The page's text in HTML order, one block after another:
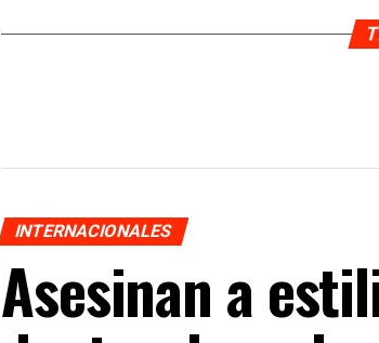
INTERNACIONALES
Asesinan a